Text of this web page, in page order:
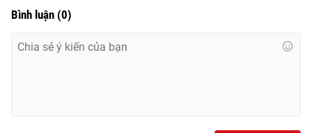
Ðiện thoại Thời báo VTV:
Liên hệ quảng cáo:024-7300.7108
Bình luận (0)